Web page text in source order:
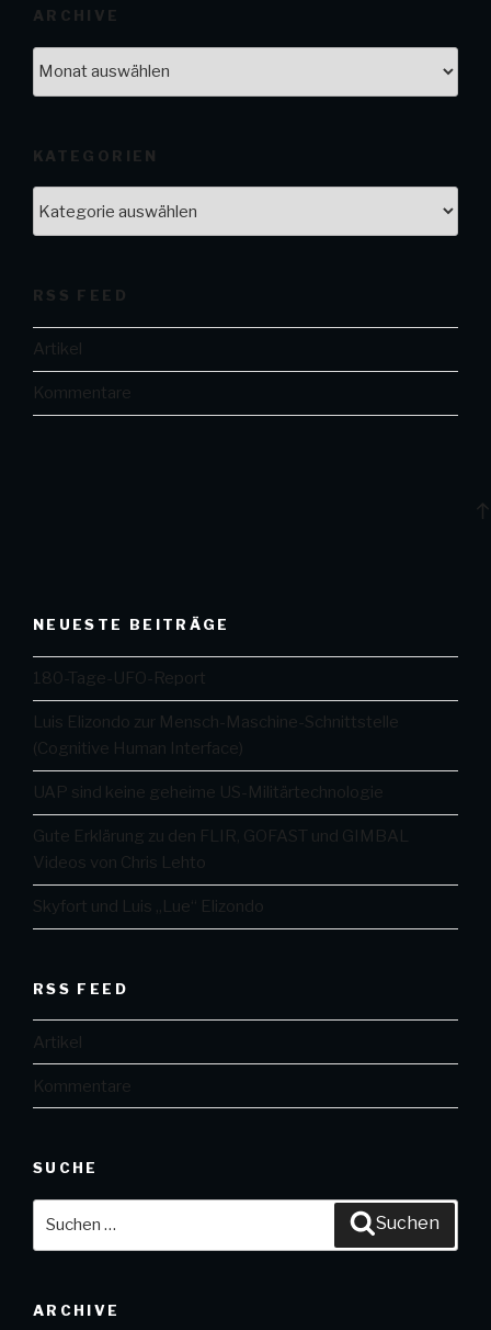
ARCHIVE
Archive
KATEGORIEN
RSS FEED
Artikel
Kommentare
NEUESTE BEITRÄGE
180-Tage-UFO-Report
Luis Elizondo zur Mensch-Maschine-Schnittstelle
(Cognitive Human Interface)
UAP sind keine geheime US-Militärtechnologie
Gute Erklärung zu den FLIR, GOFAST und GIMBAL
Videos von Chris Lehto
Skyfort und Luis „Lue“ Elizondo
RSS FEED
Artikel
Kommentare
SUCHE
Suchen
ARCHIVE